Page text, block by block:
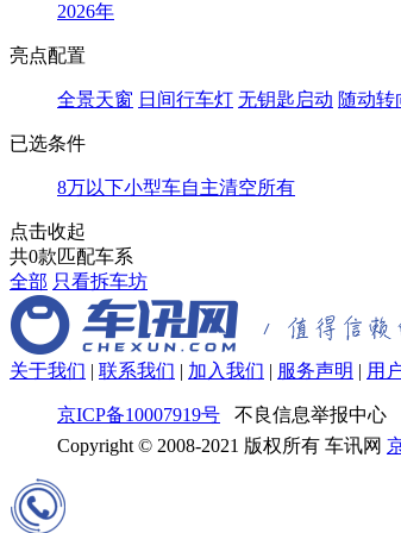
2026年
亮点配置
全景天窗 日间行车灯 无钥匙启动 随动转
已选条件
8万以下小型车自主清空所有
点击收起
共0款匹配车系
全部 只看拆车坊
关于我们 | 联系我们 | 加入我们 | 服务声明 | 用
京ICP备10007919号 不良信息举报中心
Copyright © 2008-2021 版权所有 车讯网